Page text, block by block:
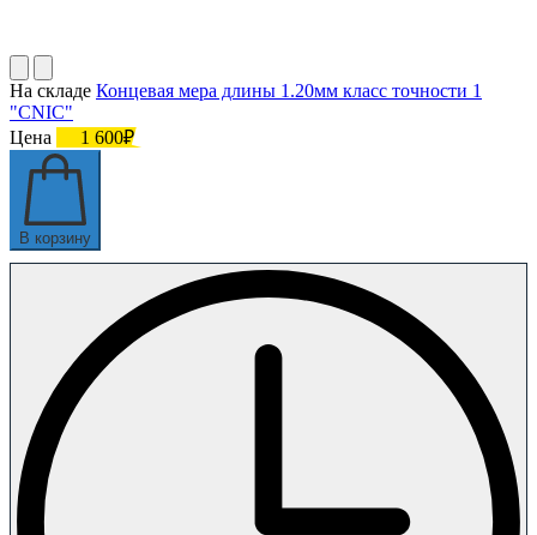
На складе Концевая мера длины 1.20мм класс точности 1
"CNIC"
Цена
1 600₽
В корзину